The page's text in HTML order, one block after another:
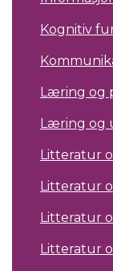
Kognitiv
Læring og
Læring og
Litteratur
Litteratur
Litteratur
Litteratur